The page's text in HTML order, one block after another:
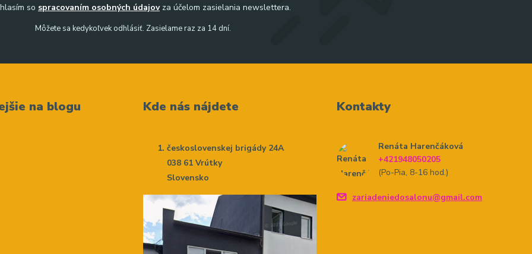
so spracovaním osobných údajovza účelom zasielania newslettera.
Môžete sa kedykoľvek odhlásiť. Zasielame raz za 14 dní.
na blogu Kde nás nájdete
československej brigády 24A
038 61 Vrútky
Slovensko
Kontakty
Renáta Harenčáková
+421948050205
(Po-Pia, 8-16 hod.)
zariadeniedosalonu@gmail.com